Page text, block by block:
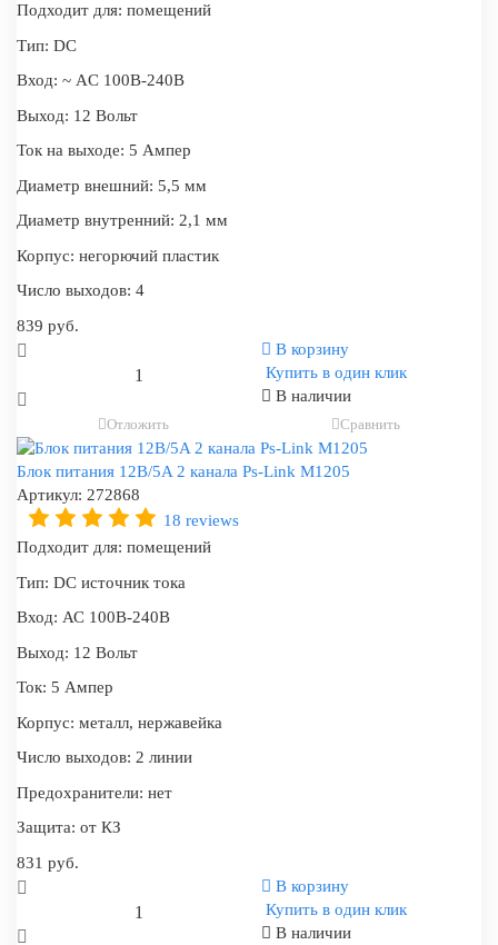
Подходит для: помещений
Тип: DC
Вход: ~ AC 100В-240В
Выход: 12 Вольт
Ток на выходе: 5 Ампер
Диаметр внешний: 5,5 мм
Диаметр внутренний: 2,1 мм
Корпус: негорючий пластик
Число выходов: 4
839 руб.
В корзину
Купить в один клик
В наличии
Отложить Сравнить
Блок питания 12В/5A 2 канала Ps-Link M1205
Артикул: 272868
18 reviews
Подходит для: помещений
Тип: DC источник тока
Вход: АС 100В-240В
Выход: 12 Вольт
Ток: 5 Ампер
Корпус: металл, нержавейка
Число выходов: 2 линии
Предохранители: нет
Защита: от КЗ
831 руб.
В корзину
Купить в один клик
В наличии